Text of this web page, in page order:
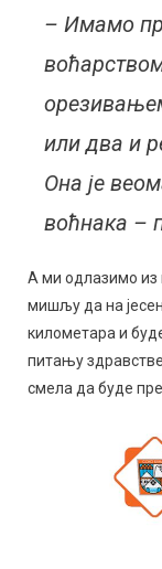
– Имамо
или два и
Она је
воћнака –
А ми одлазимо из
мишљу да на
километара и
питању
смела да буде